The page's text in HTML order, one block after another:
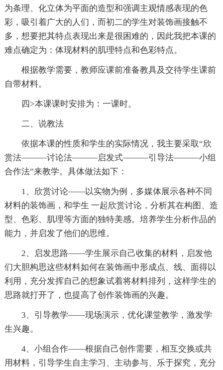
为条理、化立体为平面的造型和强调主观情感表现的色
彩，吸引着广大的人们，而初二的学生对装饰画接触不
多，想要把其特点表现出来是很困难的，因此我把本课的
难点确定为：体现材料的肌理特点和色彩特点。
根据教学需要，教师应课前准备教具及交待学生课前
自带材料。
四>本课课时安排为：一课时。
二、说教法
依据本课的性质和学生的实际情况，我主要采取“欣
赏法———讨论法———启发式———引导法———小组
合作法”来教学。具体做法如下：
1、欣赏讨论——以实物为例，多媒体展示各种不同
材料的装饰画，和学生 一起欣赏讨论，分析其在构图、造
型、色彩、肌理等方面的独特美感。培养学生分析作品的
能力，并启发了他们的思维。
2、启发思路——学生展示自己收集的材料，启发他
们大胆构思这些材料如何在装饰画中形成点、线、面得以
利用，充分发挥自己的想象试着将材料排列，这样学生的
思路就打开了，也提高了创作装饰画的兴趣。
3、引导教学——现场演示，优化课堂教学，激发学
生兴趣。
4、小组合作——根据自己创作需要，相互交换或共
用材料，引导学生自主学习、主动参与、乐于探究，充分